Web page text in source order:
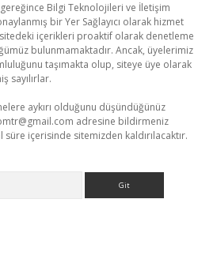
gereğince Bilgi Teknolojileri ve İletişim
bir Yer Sağlayıcı olarak hizmet
içerikleri proaktif olarak denetleme
bulunmamaktadır. Ancak, üyelerimiz
taşımakta olup, siteye üye olarak
sayılırlar.
aykırı olduğunu düşündüğünüz
adresine bildirmeniz
içerisinde sitemizden kaldırılacaktır.